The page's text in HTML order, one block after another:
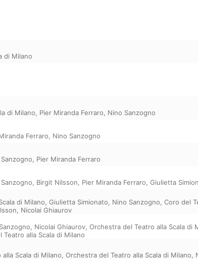
di Milano
di Milano, Pier Miranda Ferraro, Nino Sanzogno
Ferraro, Nino Sanzogno
, Pier Miranda Ferraro
, Birgit Nilsson, Pier Miranda Ferraro, Giulietta
di Milano, Giulietta Simionato, Nino Sanzogno, Coro del
, Nicolai Ghiaurov
, Nicolai Ghiaurov, Orchestra del Teatro alla Scala di
Teatro alla Scala di Milano
Scala di Milano, Orchestra del Teatro alla Scala di Milano,